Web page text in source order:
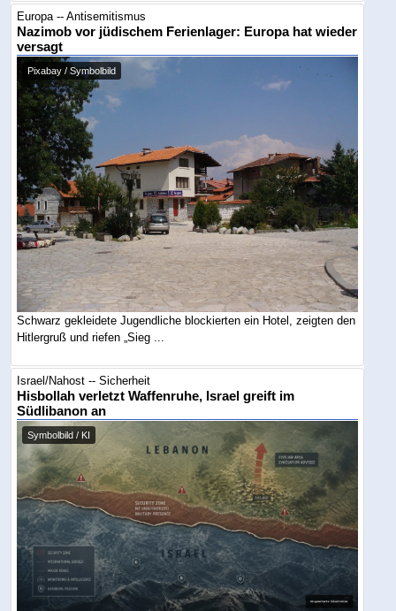
Europa -- Antisemitismus
Nazimob vor jüdischem Ferienlager: Europa hat wieder
versagt
Pixabay / Symbolbild
Schwarz gekleidete Jugendliche blockierten ein Hotel, zeigten den
Hitlergruß und riefen „Sieg ...
Israel/Nahost -- Sicherheit
Hisbollah verletzt Waffenruhe, Israel greift im
Südlibanon an
Symbolbild / KI